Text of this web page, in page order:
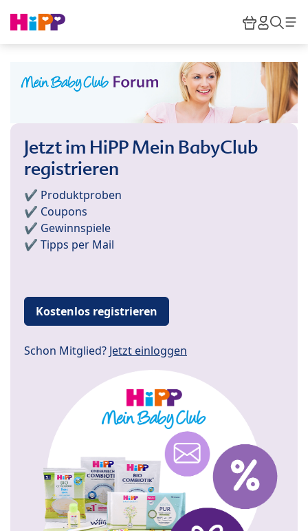
HiPP
Jetzt im HiPP Mein BabyClub
registrieren
✔️ Produktproben
✔️ Coupons
✔️ Gewinnspiele
✔️ Tipps per Mail
Kostenlos registrieren
Schon Mitglied? Jetzt einloggen